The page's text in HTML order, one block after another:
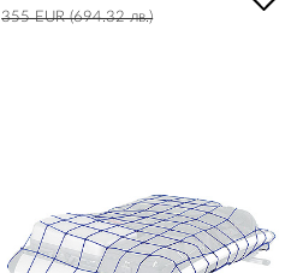
355 EUR (694.32 лв.)